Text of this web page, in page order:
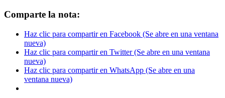
Comparte la nota:
Haz clic para compartir en Facebook (Se abre en una ventana
nueva)
Haz clic para compartir en Twitter (Se abre en una ventana
nueva)
Haz clic para compartir en WhatsApp (Se abre en una
ventana nueva)